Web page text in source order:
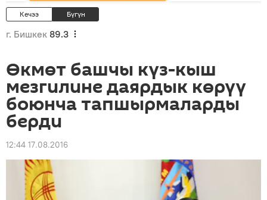
Кечээ Бүгүн
г. Бишкек 89.3
Өкмөт башчы күз-кыш
мезгилине даярдык көрүү
боюнча тапшырмаларды
берди
12:44 17.08.2016